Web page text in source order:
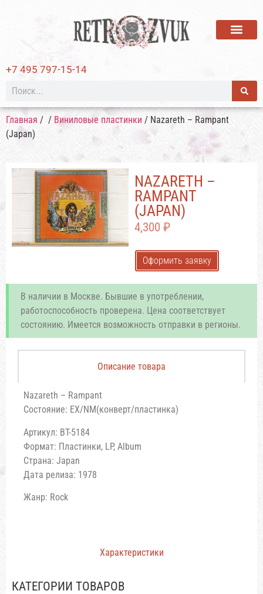
+7 495 797-15-14
Главная / / Виниловые пластинки / Nazareth – Rampant
(Japan)
КАТЕГОРИИ ТОВАРОВ
NAZARETH –
RAMPANT
(JAPAN)
4,300 ₽
Оформить заявку
В наличии в Москве. Бывшие в употреблении,
работоспособность проверена. Цена соответствует
состоянию. Имеется возможность отправки в регионы.
Описание товара
Характеристики
Nazareth – Rampant
Состояние: EX/NM(конверт/пластинка)
Артикул: BT-5184
Формат: Пластинки, LP, Album
Страна: Japan
Дата релиза: 1978
Жанр: Rock